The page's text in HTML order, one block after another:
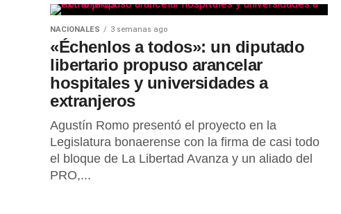
NACIONALES 3 semanas ago
«Échenlos a todos»: un diputado
libertario propuso arancelar
hospitales y universidades a
extranjeros
Agustín Romo presentó el proyecto en la
Legislatura bonaerense con la firma de casi todo
el bloque de La Libertad Avanza y un aliado del
PRO,...